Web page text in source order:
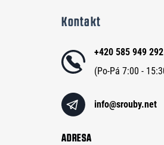
Kontakt
info@srouby.net
+420 585 949 292
ADRESA